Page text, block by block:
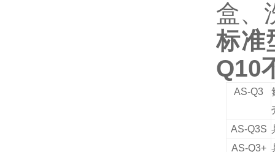
盒、
标准
Q10
AS-Q3
AS-Q3S
AS-Q3+